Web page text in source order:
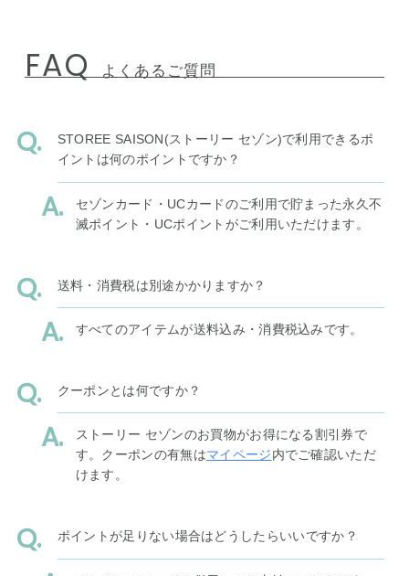
FAQ よくあるご質問
STOREE SAISON(ストーリー セゾン)で利用できるポ
イントは何のポイントですか？
セゾンカード・UCカードのご利用で貯まった永久不
滅ポイント・UCポイントがご利用いただけます。
送料・消費税は別途かかりますか？
すべてのアイテムが送料込み・消費税込みです。
クーポンとは何ですか？
ストーリー セゾンのお買物がお得になる割引券で
す。クーポンの有無はマイページ内でご確認いただ
けます。
ポイントが足りない場合はどうしたらいいですか？